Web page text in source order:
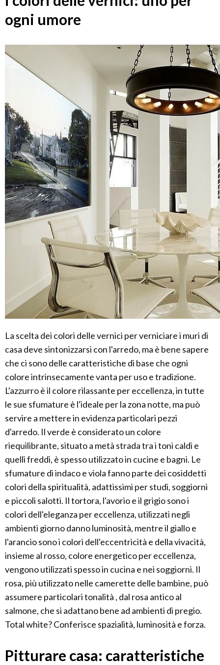
ogni umore
La scelta dei colori delle vernici per verniciare i muri di
casa deve sintonizzarsi con l'arredo, ma è bene sapere
che ci sono delle caratteristiche di base che ogni
colore intrinsecamente vanta per uso e tradizione.
L'azzurro è il colore rilassante per eccellenza, in tutte
le sue sfumature è l'ideale per la zona notte, ma può
servire a mettere in evidenza particolari pezzi
d'arredo. Il verde è considerato un colore
riequilibrante, situato a metà strada tra i toni caldi e
quelli freddi, è spesso utilizzato in cucine e bagni. Le
sfumature di indaco e viola fanno parte dei cosiddetti
colori della spiritualità, adattissimi per studi, soggiorni
e piccoli salotti. Il tortora, l'avorio e il grigio sono i
colori dell'eleganza per eccellenza, utilizzati negli
ambienti giorno danno luminosità, mentre il giallo e
l'arancio sono i colori dell'eccentricità e della vivacità,
insieme al rosso, colore energetico per eccellenza,
vengono utilizzati spesso in cucina e nei soggiorni. Il
rosa, più utilizzato nelle camerette delle bambine, può
assumere particolari tonalità , dal rosa antico al
salmone, che si adattano bene ad ambienti di pregio.
Total white? Conferisce spazialità, luminosità e forza.
Pitturare casa: caratteristiche